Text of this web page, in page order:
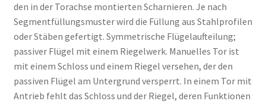
den in der Torachse montierten Scharnieren. Je nach
Segmentfüllungsmuster wird die Füllung aus Stahlprofilen
oder Stäben gefertigt. Symmetrische Flügelaufteilung;
passiver Flügel mit einem Riegelwerk. Manuelles Tor ist
mit einem Schloss und einem Riegel versehen, der den
passiven Flügel am Untergrund versperrt. In einem Tor mit
Antrieb fehlt das Schloss und der Riegel, deren Funktionen